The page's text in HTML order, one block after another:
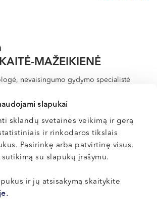
slapukai
sklandų svetainės veikimą ir gerą
ir rinkodaros tikslais
Pasirinkę arba patvirtinę visus,
su slapukų įrašymu.
ir jų atsisakymą skaitykite
MAŽEIKIENĖ
nevaisingumo gydymo specialistė
g. 19